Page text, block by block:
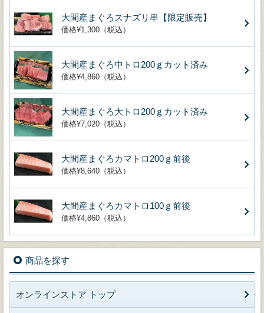
大間産まぐろスナズリ串【限定販売】
価格¥1,300（税込）
大間産まぐろ中トロ200ｇカット済み
価格¥4,860（税込）
大間産まぐろ大トロ200ｇカット済み
価格¥7,020（税込）
大間産まぐろカマトロ200ｇ前後
価格¥8,640（税込）
大間産まぐろカマトロ100ｇ前後
価格¥4,860（税込）
商品を探す
オンラインストア トップ